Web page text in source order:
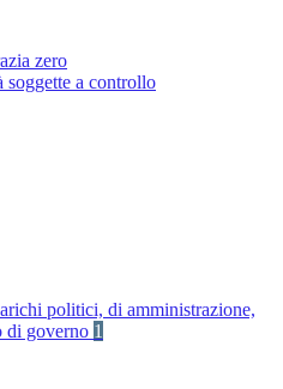
zero
soggette a controllo
politici, di amministrazione,
di governo 1